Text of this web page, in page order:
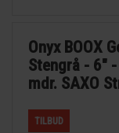
Onyx BOOX
Stengrå - 6" -
mdr. SAXO
TILBUD